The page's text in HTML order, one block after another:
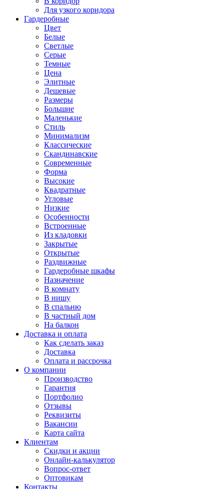
Для узкого коридора
Гардеробные
Цвет
Белые
Светлые
Серые
Темные
Цена
Элитные
Дешевые
Размеры
Большие
Маленькие
Стиль
Минимализм
Классические
Скандинавские
Современные
Форма
Высокие
Квадратные
Угловые
Низкие
Особенности
Встроенные
Из кладовки
Закрытые
Открытые
Раздвижные
Гардеробные шкафы
Назначение
В комнату
В нишу
В спальню
В частный дом
На балкон
Доставка и оплата
Как сделать заказ
Доставка
Оплата и рассрочка
О компании
Производство
Гарантия
Портфолио
Отзывы
Реквизиты
Вакансии
Карта сайта
Клиентам
Скидки и акции
Онлайн-калькулятор
Вопрос-ответ
Оптовикам
Контакты